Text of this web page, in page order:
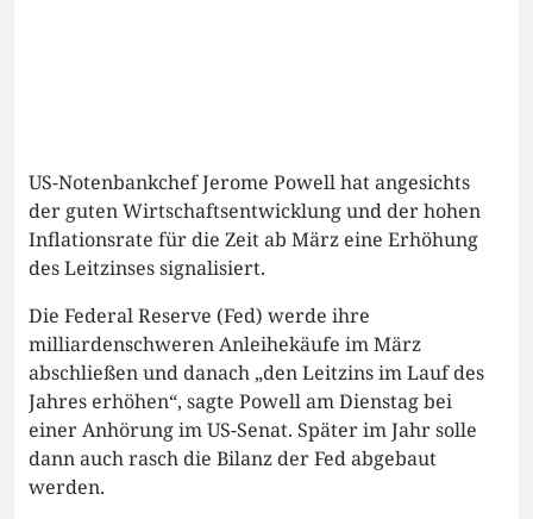
US-Notenbankchef Jerome Powell hat angesichts
der guten Wirtschaftsentwicklung und der hohen
Inflationsrate für die Zeit ab März eine Erhöhung
des Leitzinses signalisiert.
Die Federal Reserve (Fed) werde ihre
milliardenschweren Anleihekäufe im März
abschließen und danach „den Leitzins im Lauf des
Jahres erhöhen“, sagte Powell am Dienstag bei
einer Anhörung im US-Senat. Später im Jahr solle
dann auch rasch die Bilanz der Fed abgebaut
werden.